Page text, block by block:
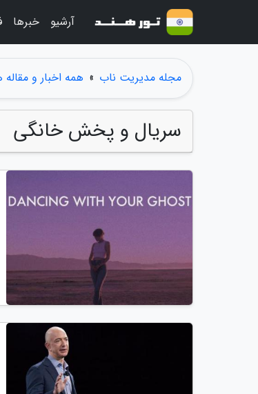
مجله مدیریت ناب » همه اخبار و مقاله
سریال و پخش خانگی
آرشیو خبرها